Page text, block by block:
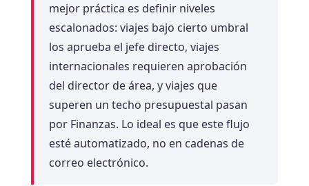
mejor práctica es definir niveles
escalonados: viajes bajo cierto umbral
los aprueba el jefe directo, viajes
internacionales requieren aprobación
del director de área, y viajes que
superen un techo presupuestal pasan
por Finanzas. Lo ideal es que este flujo
esté automatizado, no en cadenas de
correo electrónico.